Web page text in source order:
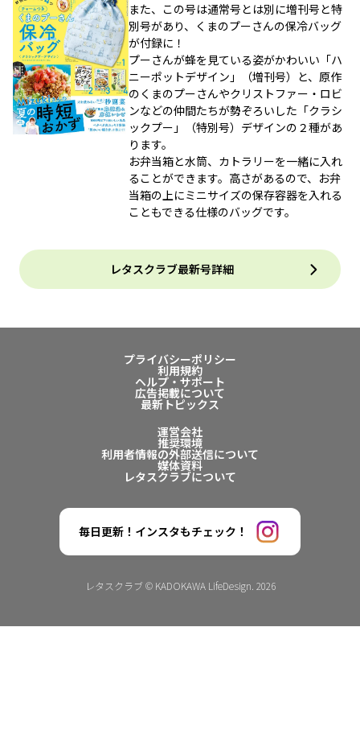
また、この号は通常号とは別に増刊号と特
別号があり、くまのプーさんの保冷バッグ
が付録に！
プーさんが蜂を見ている姿がかわいい「ハ
ニーポットデザイン」（増刊号）と、原作
のくまのプーさんやクリストファー・ロビ
ンなどの仲間たちが勢ぞろいした「クラシ
ックプー」（特別号）デザインの２種があ
ります。
お弁当箱と水筒、カトラリーを一緒に入れ
ることができます。高さがあるので、お弁
当箱の上にミニサイズの保存容器を入れる
こともできる仕様のバッグです。
レタスクラブ最新号詳細
プライバシーポリシー
利用規約
ヘルプ・サポート
広告掲載について
最新トピックス
運営会社
推奨環境
利用者情報の外部送信について
媒体資料
レタスクラブについて
毎日更新！インスタもチェック！
レタスクラブ © KADOKAWA LifeDesign. 2026